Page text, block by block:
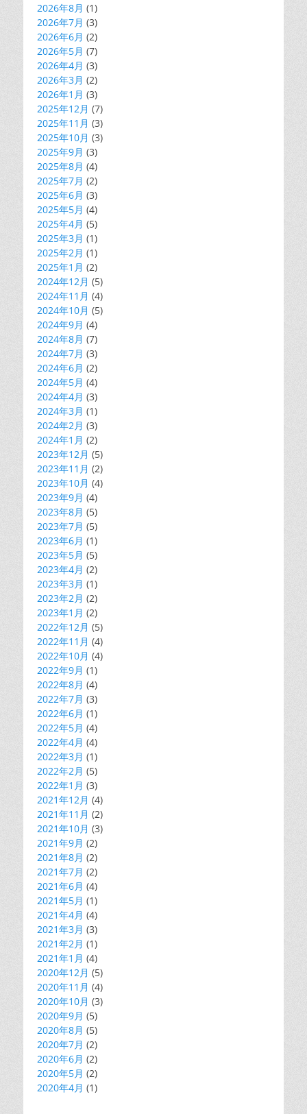
2026年8月 (1)
2026年7月 (3)
2026年6月 (2)
2026年5月 (7)
2026年4月 (3)
2026年3月 (2)
2026年1月 (3)
2025年12月 (7)
2025年11月 (3)
2025年10月 (3)
2025年9月 (3)
2025年8月 (4)
2025年7月 (2)
2025年6月 (3)
2025年5月 (4)
2025年4月 (5)
2025年3月 (1)
2025年2月 (1)
2025年1月 (2)
2024年12月 (5)
2024年11月 (4)
2024年10月 (5)
2024年9月 (4)
2024年8月 (7)
2024年7月 (3)
2024年6月 (2)
2024年5月 (4)
2024年4月 (3)
2024年3月 (1)
2024年2月 (3)
2024年1月 (2)
2023年12月 (5)
2023年11月 (2)
2023年10月 (4)
2023年9月 (4)
2023年8月 (5)
2023年7月 (5)
2023年6月 (1)
2023年5月 (5)
2023年4月 (2)
2023年3月 (1)
2023年2月 (2)
2023年1月 (2)
2022年12月 (5)
2022年11月 (4)
2022年10月 (4)
2022年9月 (1)
2022年8月 (4)
2022年7月 (3)
2022年6月 (1)
2022年5月 (4)
2022年4月 (4)
2022年3月 (1)
2022年2月 (5)
2022年1月 (3)
2021年12月 (4)
2021年11月 (2)
2021年10月 (3)
2021年9月 (2)
2021年8月 (2)
2021年7月 (2)
2021年6月 (4)
2021年5月 (1)
2021年4月 (4)
2021年3月 (3)
2021年2月 (1)
2021年1月 (4)
2020年12月 (5)
2020年11月 (4)
2020年10月 (3)
2020年9月 (5)
2020年8月 (5)
2020年7月 (2)
2020年6月 (2)
2020年5月 (2)
2020年4月 (1)